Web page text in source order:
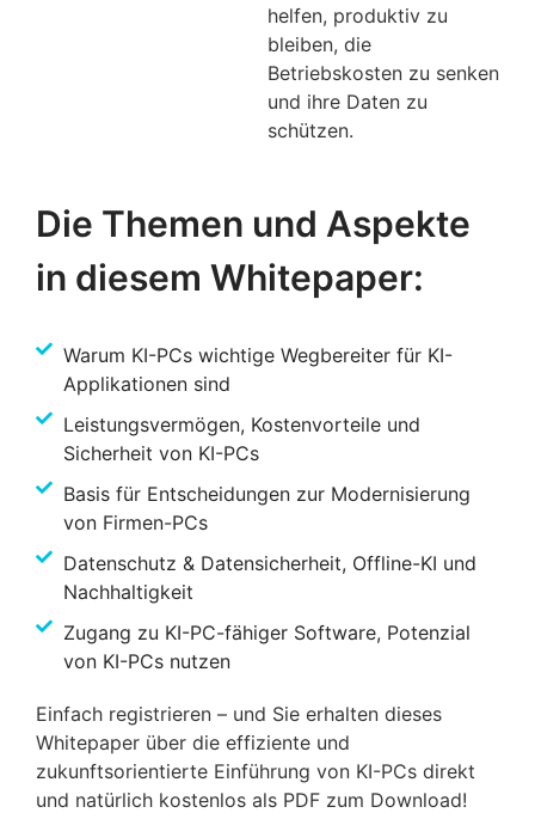
helfen, produktiv zu
bleiben, die
Betriebskosten zu senken
und ihre Daten zu
schützen.
Die Themen und Aspekte
in diesem Whitepaper:
Warum KI-PCs wichtige Wegbereiter für KI-
Applikationen sind
Leistungsvermögen, Kostenvorteile und
Sicherheit von KI-PCs
Basis für Entscheidungen zur Modernisierung
von Firmen-PCs
Datenschutz & Datensicherheit, Offline-KI und
Nachhaltigkeit
Zugang zu KI-PC-fähiger Software, Potenzial
von KI-PCs nutzen
Einfach registrieren – und Sie erhalten dieses
Whitepaper über die effiziente und
zukunftsorientierte Einführung von KI-PCs direkt
und natürlich kostenlos als PDF zum Download!